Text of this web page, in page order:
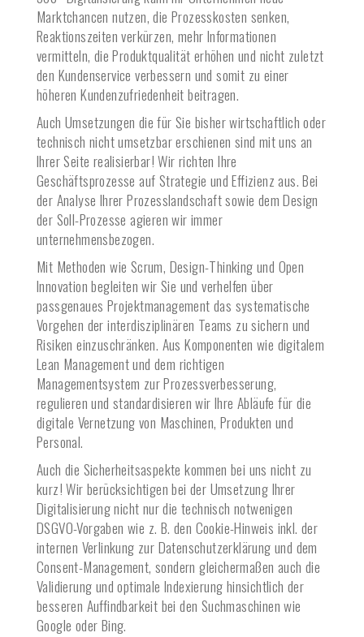
Marktchancen nutzen, die Prozesskosten senken,
Reaktionszeiten verkürzen, mehr Informationen
vermitteln, die Produktqualität erhöhen und nicht zuletzt
den Kundenservice verbessern und somit zu einer
höheren Kundenzufriedenheit beitragen.
Auch Umsetzungen die für Sie bisher wirtschaftlich oder
technisch nicht umsetzbar erschienen sind mit uns an
Ihrer Seite realisierbar! Wir richten Ihre
Geschäftsprozesse auf Strategie und Effizienz aus. Bei
der Analyse Ihrer Prozesslandschaft sowie dem Design
der Soll-Prozesse agieren wir immer
unternehmensbezogen.
Mit Methoden wie Scrum, Design-Thinking und Open
Innovation begleiten wir Sie und verhelfen über
passgenaues Projektmanagement das systematische
Vorgehen der interdisziplinären Teams zu sichern und
Risiken einzuschränken. Aus Komponenten wie digitalem
Lean Management und dem richtigen
Managementsystem zur Prozessverbesserung,
regulieren und standardisieren wir Ihre Abläufe für die
digitale Vernetzung von Maschinen, Produkten und
Personal.
Auch die Sicherheitsaspekte kommen bei uns nicht zu
kurz! Wir berücksichtigen bei der Umsetzung Ihrer
Digitalisierung nicht nur die technisch notwenigen
DSGVO-Vorgaben wie z. B. den Cookie-Hinweis inkl. der
internen Verlinkung zur Datenschutzerklärung und dem
Consent-Management, sondern gleichermaßen auch die
Validierung und optimale Indexierung hinsichtlich der
besseren Auffindbarkeit bei den Suchmaschinen wie
Google oder Bing.